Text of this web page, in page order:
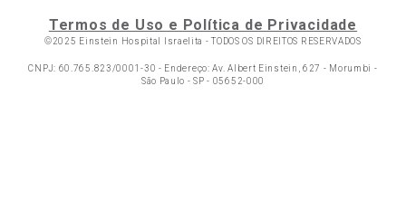
Termos de Uso e Política de Privacidade
©2025 Einstein Hospital Israelita -TODOS OS DIREITOS RESERVADOS
CNPJ: 60.765.823/0001-30 - Endereço: Av. Albert Einstein, 627 - Morumbi -
São Paulo - SP - 05652-000